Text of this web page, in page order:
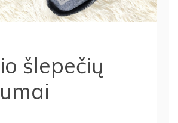
šlepečių